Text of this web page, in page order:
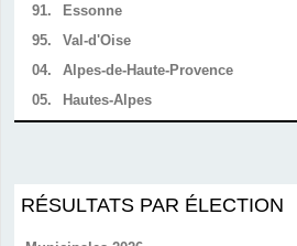
91.
Essonne
95.
Val-d'Oise
04.
Alpes-de-Haute-Provence
05.
Hautes-Alpes
RÉSULTATS PAR ÉLECTION